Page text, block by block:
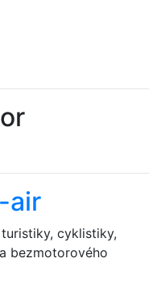
air
cyklistiky,
bezmotorového